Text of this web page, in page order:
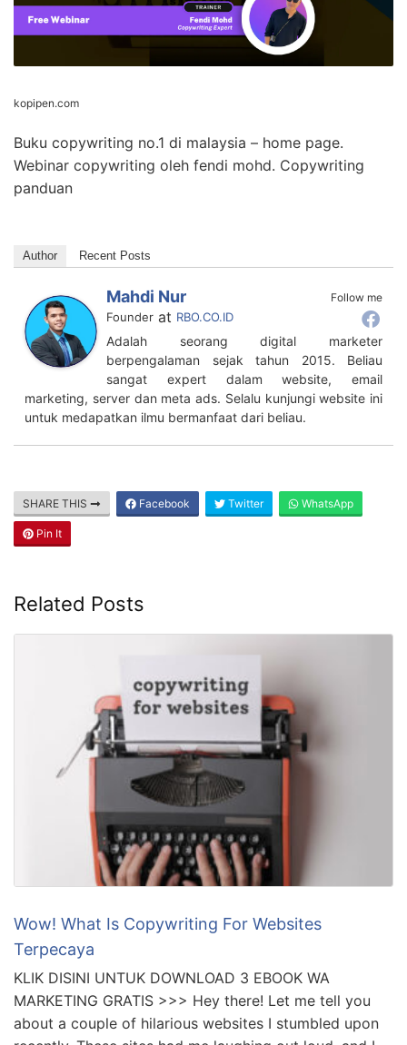
kopipen.com
Buku copywriting no.1 di malaysia – home page.
Webinar copywriting oleh fendi mohd. Copywriting
panduan
Author Recent Posts
Follow me
Mahdi Nur
Founder at RBO.CO.ID
Adalah seorang digital marketer
berpengalaman sejak tahun 2015. Beliau
sangat expert dalam website, email
marketing, server dan meta ads. Selalu kunjungi website ini
untuk medapatkan ilmu bermanfaat dari beliau.
SHARE THIS Facebook Twitter WhatsApp
Pin It
Related Posts
Wow! What Is Copywriting For Websites
Terpecaya
KLIK DISINI UNTUK DOWNLOAD 3 EBOOK WA
MARKETING GRATIS >>> Hey there! Let me tell you
about a couple of hilarious websites I stumbled upon